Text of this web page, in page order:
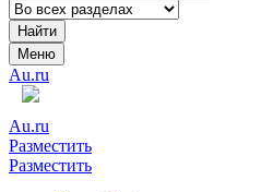
Найти
Меню
Au.ru
Au.ru
Разместить
Разместить